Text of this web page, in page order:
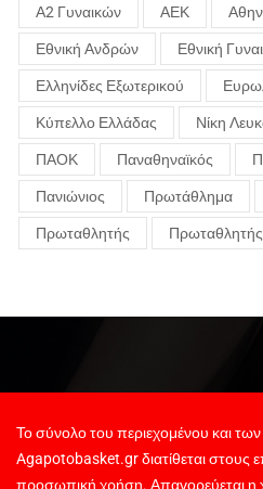
Α2 Γυναικών ΑΕΚ
Εθνική Ανδρών Εθνική
Ελληνίδες Εξωτερικού
Κύπελλο Ελλάδας Νίκη
ΠΑΟΚ Παναθηναϊκός
Πανιώνιος Πρωτάθλημα
Πρωταθλητής
Το σύνολο του περιεχομένου και
Agapotobasket.gr διατίθεται στους
προσωπική χρήση. Απαγορεύεται